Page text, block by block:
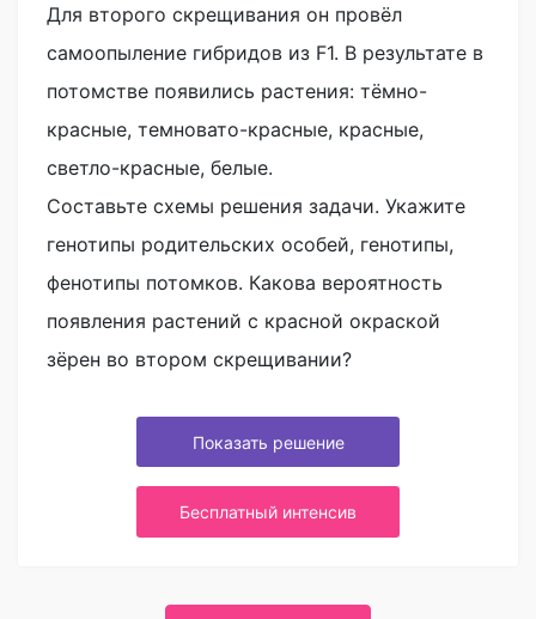
Для второго скрещивания он провёл
самоопыление гибридов из F1. В результате в
потомстве появились растения: тёмно-
красные, темновато-красные, красные,
светло-красные, белые.
Составьте схемы решения задачи. Укажите
генотипы родительских особей, генотипы,
фенотипы потомков. Какова вероятность
появления растений с красной окраской
зёрен во втором скрещивании?
Показать решение
Бесплатный интенсив